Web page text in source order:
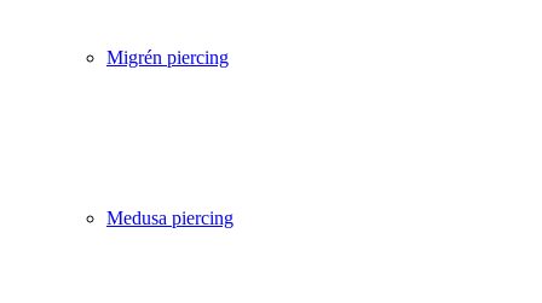
Migrén piercing
Medusa piercing